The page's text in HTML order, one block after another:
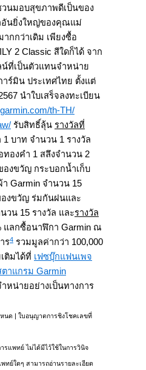
นมอบสุขภาพดีเป็นของ
นยิ่งใหญ่ของคุณแม่
กกว่าเดิม เพียงซื้อ
2 Classic สีใดก็ได้ จาก
ที่เป็นตัวแทนจำหน่าย
ร์มิน ประเทศไทย ตั้งแต่
นำใบเสร็จลงทะเบียน
th-TH/
รับสิทธิ์ลุ้น รางวัลที่
บาท จำนวน 1 รางวัล
องคำ 1 สลึงจำนวน 2
องขวัญ กระบอกน้ำเก็บ
า Garmin จำนวน 15
งขวัญ ร่มกันฝนและ
วน 15 รางวัล และรางวัล
แลกซื้อนาฬิกา Garmin ณ
ร4 รวมมูลค่ากว่า 100,000
ติมได้ที่ เฟซบุ๊กแฟนเพจ
าแกรม Garmin
หน่ายอย่างเป็นทางการ
นด | ใบอนุญาตการชิงโชคเลขที่
รแพทย์ ไม่ได้มีไว้ใช้ในการวินิจ
ทย์ใดๆ สามารถอ่านรายละเอียด